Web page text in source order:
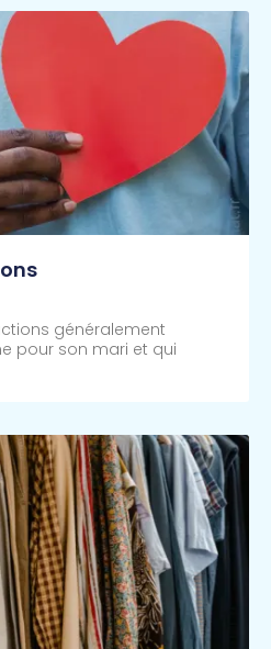
généralement
pour son mari et qui